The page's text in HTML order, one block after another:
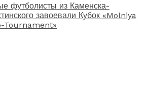
футболисты из Каменска-
завоевали Кубок «Molniya
Tournament»